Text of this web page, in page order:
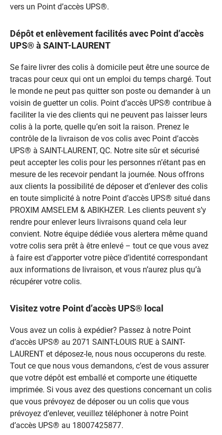
vers un Point d’accès UPS®.
Dépôt et enlèvement facilités avec Point d’accès
UPS® à SAINT-LAURENT
Se faire livrer des colis à domicile peut être une source de
tracas pour ceux qui ont un emploi du temps chargé. Tout
le monde ne peut pas quitter son poste ou demander à un
voisin de guetter un colis. Point d’accès UPS® contribue à
faciliter la vie des clients qui ne peuvent pas laisser leurs
colis à la porte, quelle qu’en soit la raison. Prenez le
contrôle de la livraison de vos colis avec Point d’accès
UPS® à SAINT-LAURENT, QC. Notre site sûr et sécurisé
peut accepter les colis pour les personnes n’étant pas en
mesure de les recevoir pendant la journée. Nous offrons
aux clients la possibilité de déposer et d’enlever des colis
en toute simplicité à notre Point d’accès UPS® situé dans
PROXIM AMSELEM & ABIKHZER. Les clients peuvent s’y
rendre pour enlever leurs livraisons quand cela leur
convient. Notre équipe dédiée vous alertera même quand
votre colis sera prêt à être enlevé – tout ce que vous avez
à faire est d’apporter votre pièce d’identité correspondant
aux informations de livraison, et vous n’aurez plus qu’à
récupérer votre colis.
Visitez votre Point d’accès UPS® local
Vous avez un colis à expédier? Passez à notre Point
d’accès UPS® au 2071 SAINT-LOUIS RUE à SAINT-
LAURENT et déposez-le, nous nous occuperons du reste.
Tout ce que nous vous demandons, c’est de vous assurer
que votre dépôt est emballé et comporte une étiquette
imprimée. Si vous avez des questions concernant un colis
que vous prévoyez de déposer ou un colis que vous
prévoyez d’enlever, veuillez téléphoner à notre Point
d’accès UPS® au 18007425877.